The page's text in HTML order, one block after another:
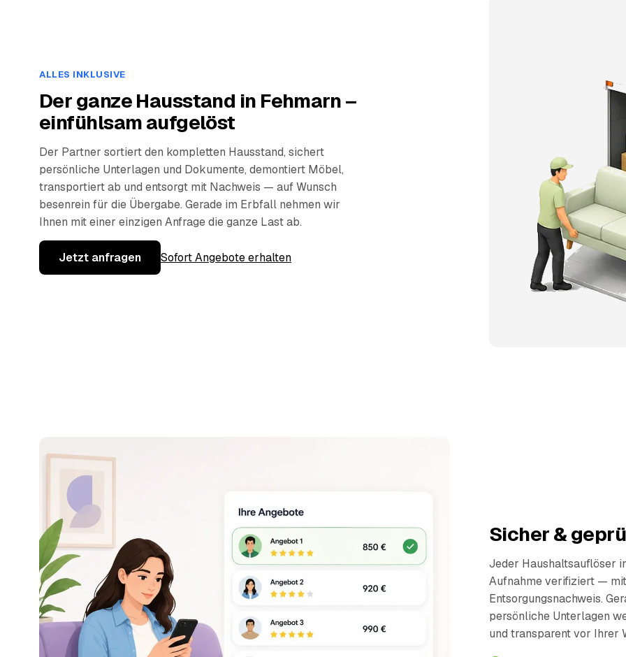
ALLES INKLUSIVE
Der ganze Hausstand in Fehmarn –
einfühlsam aufgelöst
Der Partner sortiert den kompletten Hausstand, sichert
persönliche Unterlagen und Dokumente, demontiert Möbel,
transportiert ab und entsorgt mit Nachweis — auf Wunsch
besenrein für die Übergabe. Gerade im Erbfall nehmen wir
Ihnen mit einer einzigen Anfrage die ganze Last ab.
Jetzt anfragen Sofort Angebote erhalten
Sicher &
Jeder Haushaltsauflöser
Aufnahme verifiziert —
Entsorgungsnachweis.
persönliche Unterlagen
und transparent vor Ihrer